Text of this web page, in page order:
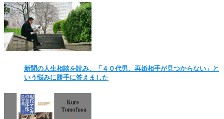
新聞の人生相談を読み、「４０代男、再婚相手が見つからない」と
いう悩みに勝手に答えました